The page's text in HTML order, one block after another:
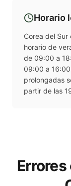
Horario
Corea del Sur
horario de
de 09:00 a
09:00 a
prolongadas
partir de las